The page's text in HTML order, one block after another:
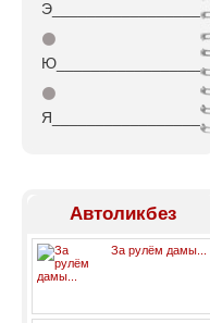
Э_________________
⚫
Ю_________________
⚫
Я_________________
Автоликбез
За рулём дамы...